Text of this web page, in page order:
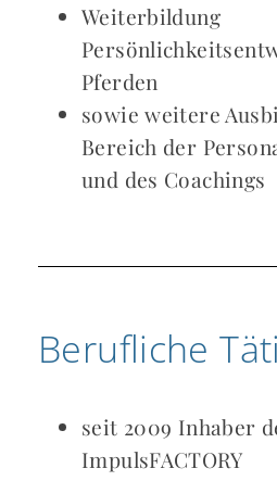
Weiterbildung
Pferden
sowie weitere
Bereich der
und des Coachings
Berufliche
seit 2009 Inhaber
ImpulsFACTORY